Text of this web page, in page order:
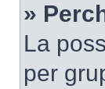
»
La
per